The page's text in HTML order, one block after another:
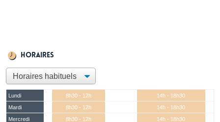
Horaires
Lundi 8h30 - 12h
14h - 18h30
Mardi
8h30 - 12h
14h - 18h30
Mercredi
8h30 - 12h
14h - 18h30